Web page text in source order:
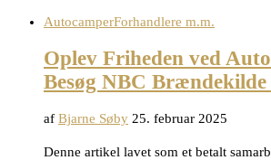
AutocamperForhandlere m.m.
Oplev Friheden ved
Besøg NBC Brændekilde
af Bjarne Søby 25. februar 2025
Denne artikel lavet som et betalt